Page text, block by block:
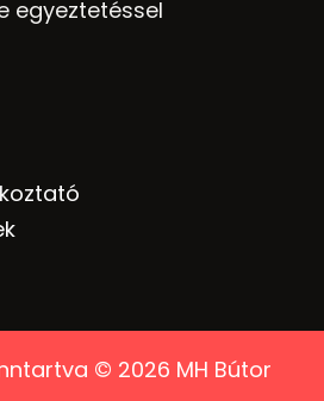
egyeztetéssel
© 2026 MH Bútor